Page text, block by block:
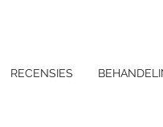
RECENSIES